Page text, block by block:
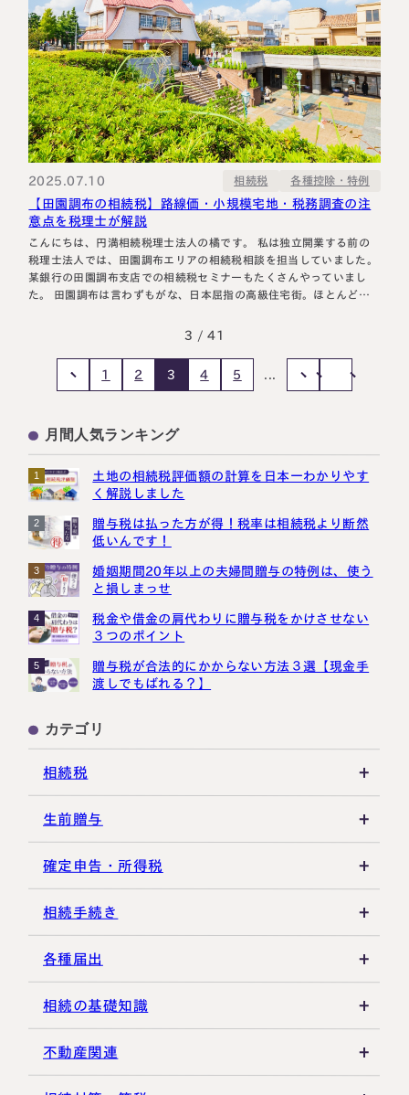
2025.07.10 相続税 各種控除・特例
【田園調布の相続税】路線価・小規模宅地・税務調査の注
意点を税理士が解説
こんにちは、円満相続税理士法人の橘です。 私は独立開業する前の
税理士法人では、田園調布エリアの相続税相談を担当していました。
某銀行の田園調布支店での相続税セミナーもたくさんやっていまし
た。 田園調布は言わずもがな、日本屈指の高級住宅街。ほとんどの
方々から、たくさんの相談に乗ってきた経験をもとに、田園調布の相
3 / 41
1 2 3 4 5
月間人気ランキング
1
土地の相続税評価額の計算を日本一わかりやす
く解説しました
2
贈与税は払った方が得！税率は相続税より断然
低いんです！
3
婚姻期間20年以上の夫婦間贈与の特例は、使う
と損しまっせ
4
税金や借金の肩代わりに贈与税をかけさせない
３つのポイント
5
贈与税が合法的にかからない方法３選【現金手
渡しでもばれる？】
カテゴリ
相続税
相続税の基礎知識
税務調査・申告実務
各種控除・特例
生前贈与
贈与税の基礎知識
贈与の特例制度
生前贈与
その他贈与関連
確定申告・所得税
譲渡所得
その他所得税
相続手続き
遺言書
遺留分
遺産分割
各種届出
税金の納付
死亡届・届出関連
相続の基礎知識
法定相続人・法定相続分
不動産関連